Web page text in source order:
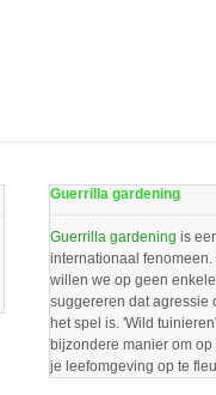
Guerrilla gardening
Guerrilla gardening is
internationaal fenomeen.
willen we op geen
suggereren dat agressie
het spel is. 'Wild
bijzondere manier om
je leefomgeving op te